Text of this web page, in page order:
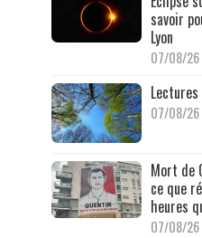
savoir
Lyon
07/08/26
07/08/26
Mort de
ce que
heures
07/08/26